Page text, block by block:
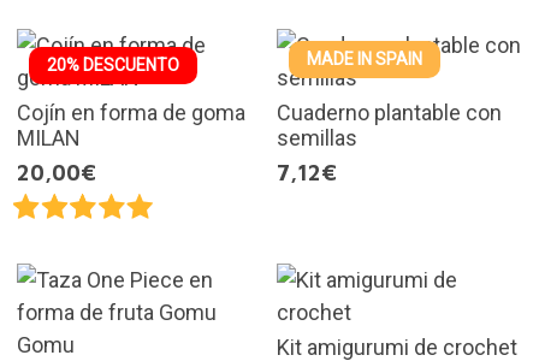
20% DESCUENTO
Cojín en forma de goma
MILAN
20,00€
MADE IN SPAIN
Cuaderno plantable con
semillas
7,12€
Kit amigurumi de crochet